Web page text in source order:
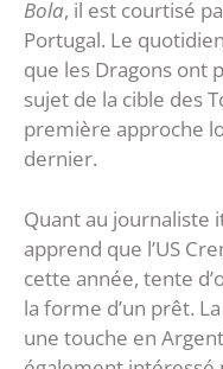
Bola, il est courtisé
Portugal. Le
que les Dragons ont
sujet de la cible des
première approche
dernier.
Quant au journaliste
apprend que l’US
cette année, tente
la forme d’un prêt.
une touche en